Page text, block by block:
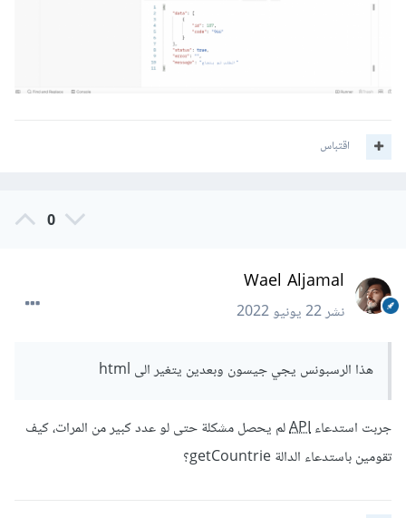
اقتباس
0
Wael Aljamal
نشر22 يونيو 2022
هذا الرسبونس يجي جيسون وبعدين يتغير الى html
جربت استدعاءAPIلم يحصل مشكلة حتى لو عدد كبير من المرات، كيف
تقومين باستدعاء الدالة getCountrie؟